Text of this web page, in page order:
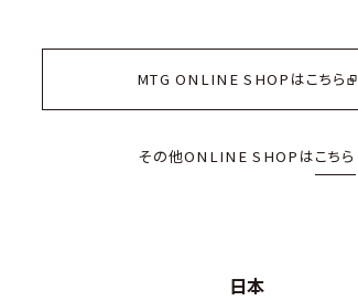
MTG ONLINE SHOPはこちら
その他ONLINE SHOPはこちら
日本